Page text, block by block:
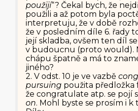
použijí“? Čekal bych, že
použili a až potom byla
interpretuju, že v době
že v posledním díle 6. řady
její skladba, ovšem ten díl
v budoucnu (proto would).
chápu špatně a má to
jiného?
2. V odst. 10 je ve vazbě
pursuing použita předložka
že congratulate atp. se pojí
on. Mohl byste se prosím i